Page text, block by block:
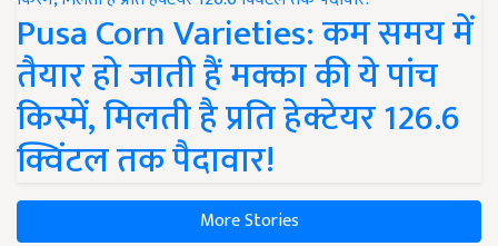
Pusa Corn Varieties: कम समय में
तैयार हो जाती हैं मक्का की ये पांच
किस्में, मिलती है प्रति हेक्टेयर 126.6
क्विंटल तक पैदावार!
More Stories